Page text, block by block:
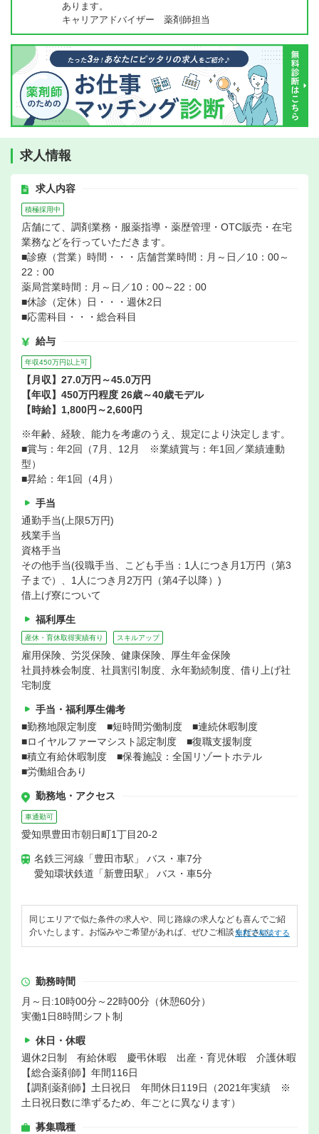
あります。
キャリアアドバイザー 薬剤師担当
求人情報
求人内容
積極採用中
店舗にて、調剤業務・服薬指導・薬歴管理・OTC販売・在宅
業務などを行っていただきます。
■診療（営業）時間・・・店舗営業時間：月～日／10：00～
22：00
薬局営業時間：月～日／10：00～22：00
■休診（定休）日・・・週休2日
■応需科目・・・総合科目
給与
年収450万円以上可
【月収】27.0万円～45.0万円
【年収】450万円程度 26歳～40歳モデル
【時給】1,800円～2,600円
※年齢、経験、能力を考慮のうえ、規定により決定します。
■賞与：年2回（7月、12月 ※業績賞与：年1回／業績連動
型）
■昇給：年1回（4月）
手当
通勤手当(上限5万円)
残業手当
資格手当
その他手当(役職手当、こども手当：1人につき月1万円（第3
子まで）、1人につき月2万円（第4子以降）)
借上げ寮について
福利厚生
産休・育休取得実績有り スキルアップ
雇用保険、労災保険、健康保険、厚生年金保険
社員持株会制度、社員割引制度、永年勤続制度、借り上げ社
宅制度
手当・福利厚生備考
■勤務地限定制度 ■短時間労働制度 ■連続休暇制度
■ロイヤルファーマシスト認定制度 ■復職支援制度
■積立有給休暇制度 ■保養施設：全国リゾートホテル
■労働組合あり
勤務地・アクセス
車通勤可
愛知県豊田市朝日町1丁目20-2
名鉄三河線「豊田市駅」 バス・車7分
愛知環状鉄道「新豊田駅」 バス・車5分
同じエリアで似た条件の求人や、同じ路線の求人なども喜んでご紹
介いたします。お悩みやご希望があれば、ぜひご相談ください。
無料で相談する
勤務時間
月～日:10時00分～22時00分（休憩60分）
実働1日8時間シフト制
休日・休暇
週休2日制 有給休暇 慶弔休暇 出産・育児休暇 介護休暇
【総合薬剤師】年間116日
【調剤薬剤師】土日祝日 年間休日119日（2021年実績 ※
土日祝日数に準ずるため、年ごとに異なります）
募集職種